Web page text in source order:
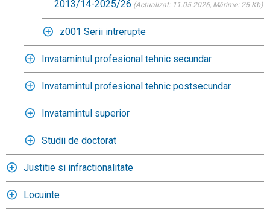
2013/14-2025/26 (Actualizat: 11.05.2026, Mărime: 25 Kb)
z001 Serii intrerupte
Invatamintul profesional tehnic secundar
Invatamintul profesional tehnic postsecundar
Invatamintul superior
Studii de doctorat
Justitie si infractionalitate
Locuinte